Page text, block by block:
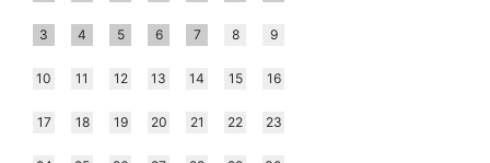
3 4 5 6 7 8 9
10 11 12 13 14 15 16
17 18 19 20 21 22 23